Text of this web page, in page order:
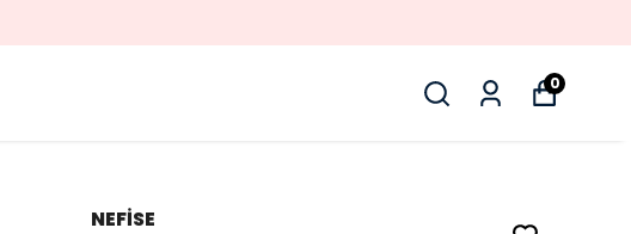
0
NEFİSE